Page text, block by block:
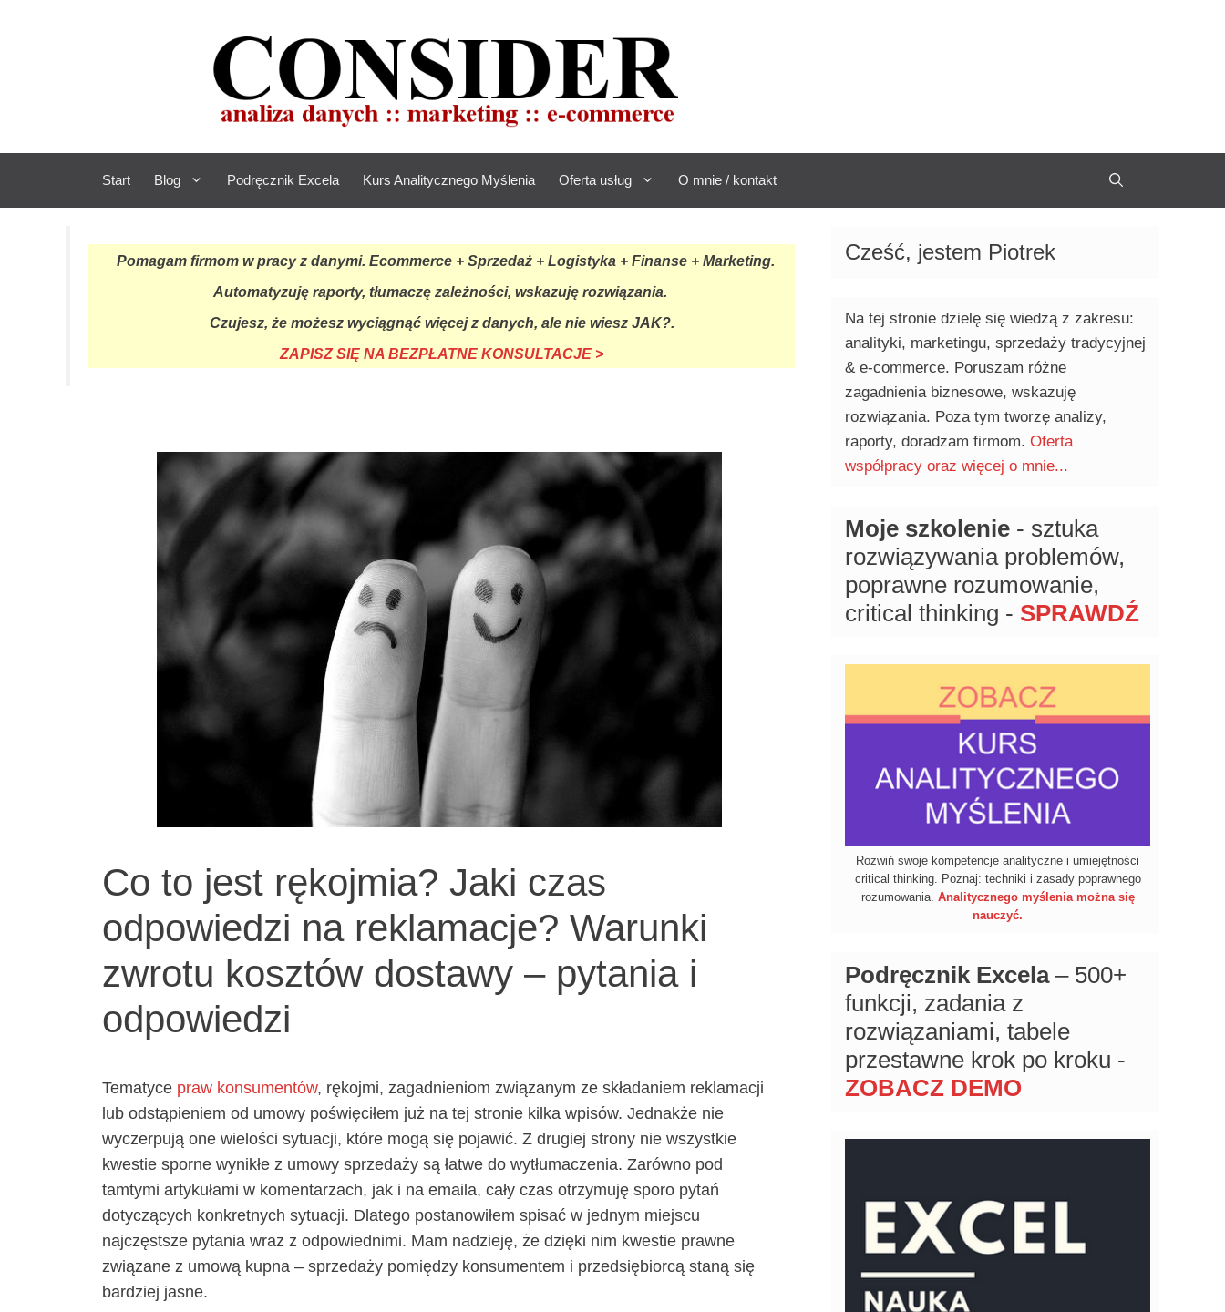
Start Blog Podręcznik Excela Kurs Analitycznego Myślenia Oferta usług O mnie / kontakt
Pomagam firmom w pracy z danymi. Ecommerce + Sprzedaż + Logistyka + Finanse + Marketing.
Automatyzuję raporty, tłumaczę zależności, wskazuję rozwiązania.
Czujesz, że możesz wyciągnąć więcej z danych, ale nie wiesz JAK?.
ZAPISZ SIĘ NA BEZPŁATNE KONSULTACJE >
Co to jest rękojmia? Jaki czas
odpowiedzi na reklamacje? Warunki
zwrotu kosztów dostawy – pytania i
odpowiedzi
Tematyce praw konsumentów, rękojmi, zagadnieniom związanym ze składaniem reklamacji
lub odstąpieniem od umowy poświęciłem już na tej stronie kilka wpisów. Jednakże nie
wyczerpują one wielości sytuacji, które mogą się pojawić. Z drugiej strony nie wszystkie
kwestie sporne wynikłe z umowy sprzedaży są łatwe do wytłumaczenia. Zarówno pod
tamtymi artykułami w komentarzach, jak i na emaila, cały czas otrzymuję sporo pytań
dotyczących konkretnych sytuacji. Dlatego postanowiłem spisać w jednym miejscu
najczęstsze pytania wraz z odpowiednimi. Mam nadzieję, że dzięki nim kwestie prawne
związane z umową kupna – sprzedaży pomiędzy konsumentem i przedsiębiorcą staną się
bardziej jasne.
Cześć, jestem Piotrek
Na tej stronie dzielę się wiedzą z zakresu:
analityki, marketingu, sprzedaży tradycyjnej
& e-commerce. Poruszam różne
zagadnienia biznesowe, wskazuję
rozwiązania. Poza tym tworzę analizy,
raporty, doradzam firmom. Oferta
współpracy oraz więcej o mnie...
Moje szkolenie - sztuka
rozwiązywania problemów,
poprawne rozumowanie,
critical thinking - SPRAWDŹ
Rozwiń swoje kompetencje analityczne i umiejętności
critical thinking. Poznaj: techniki i zasady poprawnego
rozumowania. Analitycznego myślenia można się
nauczyć.
Podręcznik Excela– 500+
funkcji, zadania z
rozwiązaniami, tabele
przestawne krok po kroku -
ZOBACZ DEMO